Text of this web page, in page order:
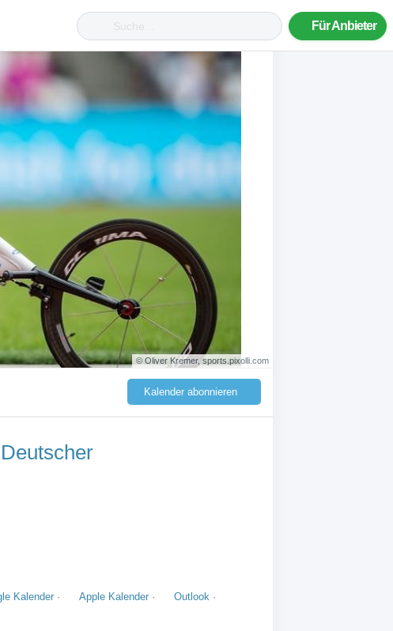
Für Anbieter
© Oliver Kremer, sports.pixolli.com
Kalender abonnieren
Kalender · Apple Kalender· Outlook ·